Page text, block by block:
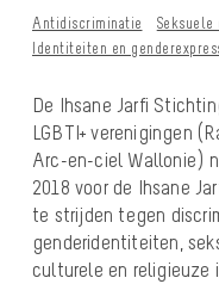
Antidiscriminatie
Identiteiten en
De Ihsane Jarfi
LGBTI+ verenigingen
Arc-en-ciel Wallonie)
2018 voor de Ihsane
te strijden tegen
genderidentiteiten,
culturele en religieuze